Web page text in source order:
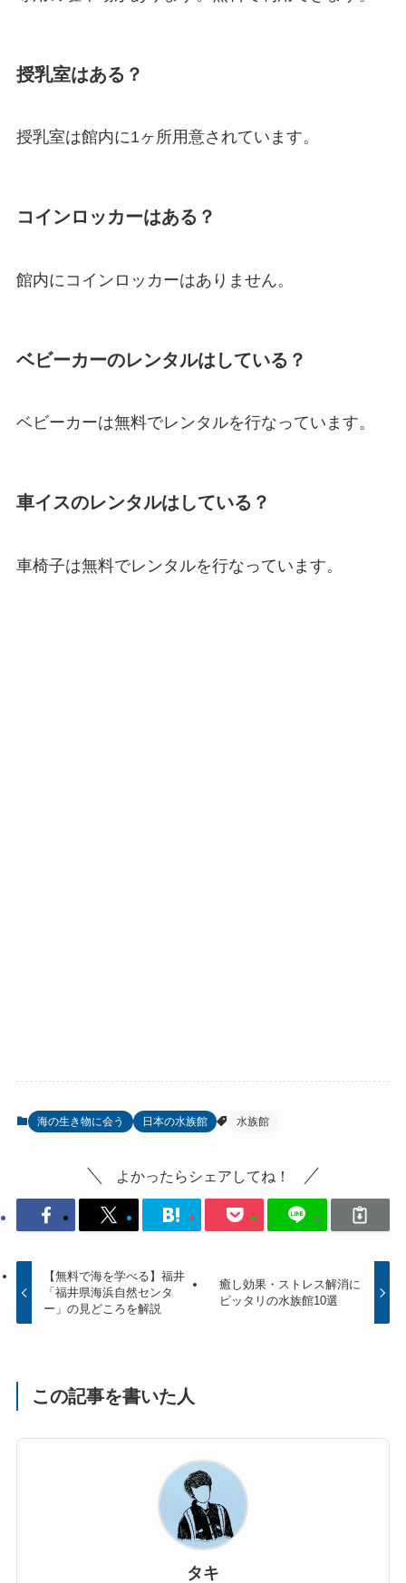
授乳室はある？
授乳室は館内に1ヶ所用意されています。
コインロッカーはある？
館内にコインロッカーはありません。
ベビーカーのレンタルはしている？
ベビーカーは無料でレンタルを行なっています。
車イスのレンタルはしている？
車椅子は無料でレンタルを行なっています。
海の生き物に会う 日本の水族館 水族館
よかったらシェアしてね！
【無料で海を学べる】福井
「福井県海浜自然センタ
ー」の見どころを解説
癒し効果・ストレス解消に
ピッタリの水族館10選
この記事を書いた人
タキ